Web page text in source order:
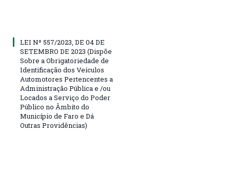
LEI Nº 557/2023, DE 04 DE
SETEMBRO DE 2023 (Dispõe
Sobre a Obrigatoriedade de
Identificação dos Veículos
Automotores Pertencentes a
Administração Pública e /ou
Locados a Serviço do Poder
Público no Âmbito do
Município de Faro e Dá
Outras Providências)